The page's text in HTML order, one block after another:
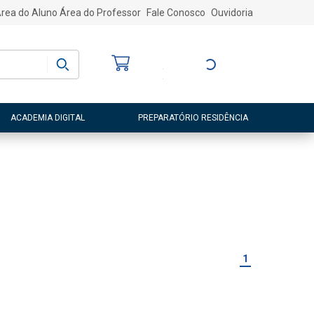
do Aluno Área do Professor Fale Conosco Ouvidoria
Entre ou Cadastre-
ACADEMIA DIGITAL PREPARATÓRIO RESIDÊNCIA
1